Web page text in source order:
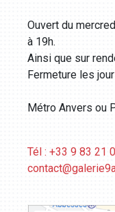
Ouvert du
à 19h.
Ainsi que sur
Fermeture les
Métro Anvers ou
Tél : +33 9 83 21